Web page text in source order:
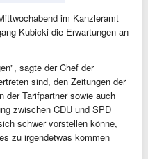
im Kanzleramt
Kubicki die Erwartungen an
sagte der Chef der
sind, den Zeitungen der
der Tarifpartner sowie auch
zwischen CDU und SPD
schwer vorstellen könne,
zu irgendetwas kommen